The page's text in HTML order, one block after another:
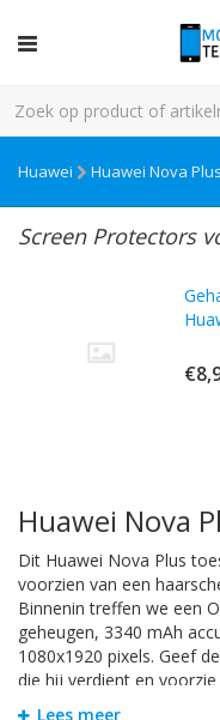
Huawei Huawei Nova Plus
Screen Protectors
Huawei Nova
Dit Huawei Nova Plus
voorzien van een
Binnenin treffen we een
geheugen, 3340 mAh
1080x1920 pixels. Geef
die hij verdient en
hoesje. Zodat u
Lees meer